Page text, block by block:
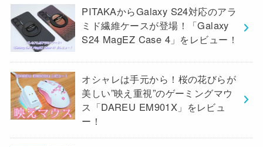
PITAKAからGalaxy S24対応のアラ
ミド繊維ケースが登場！「Galaxy
S24 MagEZ Case 4」をレビュー！
オシャレは手元から！桜の花びらが
美しい”映え重視”のゲーミングマウ
ス「DAREU EM901X」をレビュ
ー！